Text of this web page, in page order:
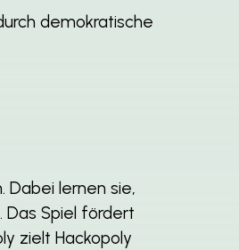
demokratische
Dabei lernen sie,
Spiel fördert
zielt Hackopoly